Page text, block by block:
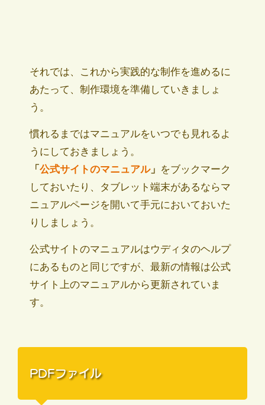
それでは、これから実践的な制作を進めるに
あたって、制作環境を準備していきましょ
う。
慣れるまではマニュアルをいつでも見れるよ
うにしておきましょう。
「 公式サイトのマニュアル」 をブックマーク
しておいたり、タブレット端末があるならマ
ニュアルページを開いて手元においておいた
りしましょう。
公式サイトのマニュアルはウディタのヘルプ
にあるものと同じですが、最新の情報は公式
サイト上のマニュアルから更新されていま
す。
PDFファイル